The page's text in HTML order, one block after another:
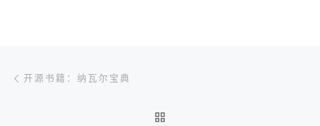
文章导航
开源书籍：纳瓦尔宝典